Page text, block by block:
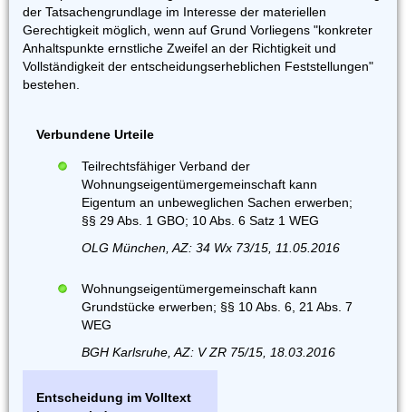
der Tatsachengrundlage im Interesse der materiellen
Gerechtigkeit möglich, wenn auf Grund Vorliegens "konkreter
Anhaltspunkte ernstliche Zweifel an der Richtigkeit und
Vollständigkeit der entscheidungserheblichen Feststellungen"
bestehen.
Verbundene Urteile
Teilrechtsfähiger Verband der
Wohnungseigentümergemeinschaft kann
Eigentum an unbeweglichen Sachen erwerben;
§§ 29 Abs. 1 GBO; 10 Abs. 6 Satz 1 WEG
OLG München, AZ: 34 Wx 73/15, 11.05.2016
Wohnungseigentümergemeinschaft kann
Grundstücke erwerben; §§ 10 Abs. 6, 21 Abs. 7
WEG
BGH Karlsruhe, AZ: V ZR 75/15, 18.03.2016
Entscheidung im Volltext